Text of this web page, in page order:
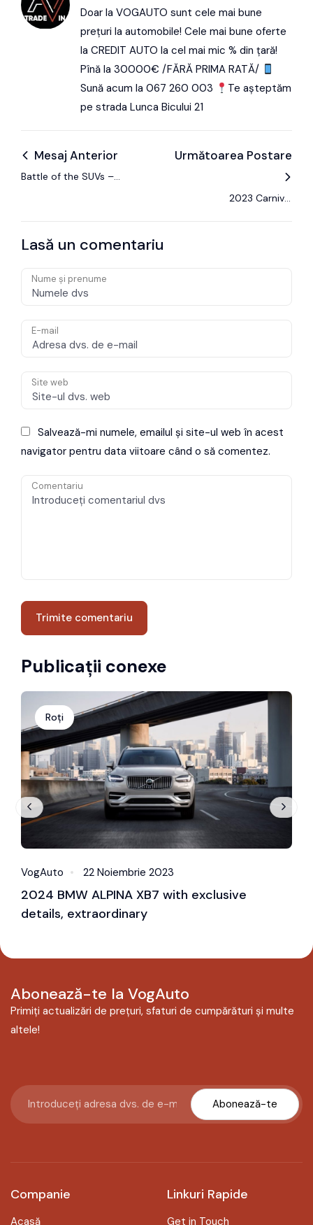
Doar la VOGAUTO sunt cele mai bune
prețuri la automobile! Cele mai bune oferte
la CREDIT AUTO la cel mai mic % din țară!
Pînă la 30000€ /FĂRĂ PRIMA RATĂ/
Sună acum la 067 260 003
Te așteptăm
pe strada Lunca Bicului 21
Mesaj Anterior
Battle of the SUVs –
Următoarea Postare
2023 Carnival
Lasă un comentariu
Nume și prenume
E-mail
Site web
Salvează-mi numele, emailul și site-ul web în acest
navigator pentru data viitoare când o să comentez.
Comentariu
Publicații conexe
Roți
VogAuto 22 Noiembrie 2023
2024 BMW ALPINA XB7 with exclusive
details, extraordinary
Abonează-te la VogAuto
Primiți actualizări de prețuri, sfaturi de cumpărături și multe
altele!
Abonează-te
Companie
Acasă
Linkuri Rapide
Get in Touch